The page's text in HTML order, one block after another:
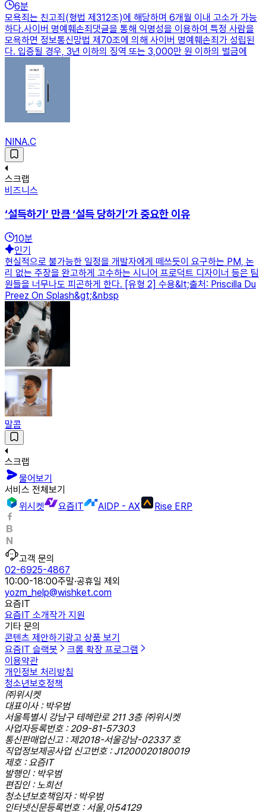
6분
모욕죄는 친고죄(형법 제312조)에 해당하며 6개월 이내 고소가 가능
하다.사이버 명예훼손죄댓글을 통해 익명성을 이용하여 특정 사람을
모욕하면 정보통신망법 제70조에 의해 사이버 명예훼손죄가 성립된
다. 입증될 경우, 3년 이하의 징역 또는 3,000만 원 이하의 벌금에
NINA.C
스크랩
비즈니스
‘설득하기’ 만큼 ‘설득 당하기’가 중요한 이유
10분
인기
현실적으로 불가능한 일정을 개발자에게 떼쓰듯이 요구하는 PM, 논
리 없는 주장을 완고하게 고수하는 시니어 프로덕트 디자이너 등은 팀
원들을 너무나도 피곤하게 한다. [유형 2] 수용&lt;출처: Priscilla Du
Preez On Splash&gt;&nbsp
말콤
스크랩
물어보기
서비스 전체보기
위시켓
요즘IT AIDP - AX Rise ERP
고객 문의
02-6925-4867
10:00-18:00주말·공휴일 제외
yozm_help@wishket.com
요즘IT
요즘IT 소개작가 지원
기타 문의
콘텐츠 제안하기광고 상품 보기
요즘IT 슬랙봇
크롬 확장 프로그램
이용약관
개인정보 처리방침
청소년보호정책
㈜위시켓
대표이사 : 박우범
서울특별시 강남구 테헤란로 211 3층 ㈜위시켓
사업자등록번호 : 209-81-57303
통신판매업신고 : 제2018-서울강남-02337 호
직업정보제공사업 신고번호 : J1200020180019
제호 : 요즘IT
발행인 : 박우범
편집인 : 노희선
청소년보호책임자 : 박우범
인터넷신문등록번호 : 서울,아54129